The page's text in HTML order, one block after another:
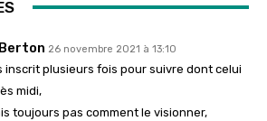
26 novembre 2021 à 13:10
inscrit plusieurs fois pour suivre dont celui
midi,
toujours pas comment le visionner,